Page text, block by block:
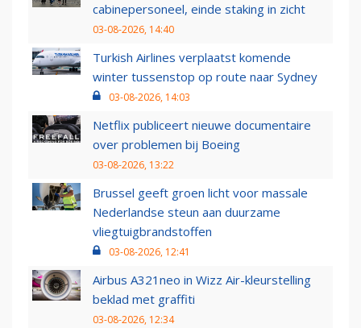
cabinepersoneel, einde staking in zicht
03-08-2026, 14:40
Turkish Airlines verplaatst komende
winter tussenstop op route naar Sydney
03-08-2026, 14:03
Netflix publiceert nieuwe documentaire
over problemen bij Boeing
03-08-2026, 13:22
Brussel geeft groen licht voor massale
Nederlandse steun aan duurzame
vliegtuigbrandstoffen
03-08-2026, 12:41
Airbus A321neo in Wizz Air-kleurstelling
beklad met graffiti
03-08-2026, 12:34